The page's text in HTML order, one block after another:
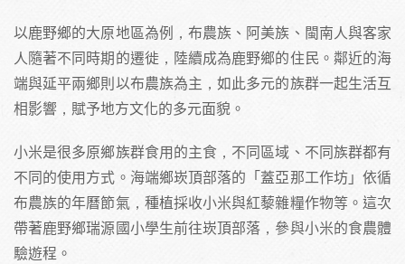
以鹿野鄉的大原地區為例，布農族、阿美族、閩南人與客家
人隨著不同時期的遷徙，陸續成為鹿野鄉的住民。鄰近的海
端與延平兩鄉則以布農族為主，如此多元的族群一起生活互
相影響，賦予地方文化的多元面貌。
小米是很多原鄉族群食用的主食，不同區域、不同族群都有
不同的使用方式。海端鄉崁頂部落的「蓋亞那工作坊」依循
布農族的年曆節氣，種植採收小米與紅藜雜糧作物等。這次
帶著鹿野鄉瑞源國小學生前往崁頂部落，參與小米的食農體
驗遊程。